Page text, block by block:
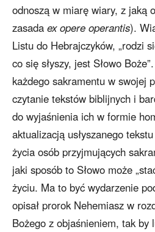
odnoszą w miarę wiary, z jaką
zasada ex opere operantis).
Listu do Hebrajczyków, „rodzi
co się słyszy, jest Słowo
każdego sakramentu w swojej
czytanie tekstów biblijnych i
do wyjaśnienia ich w formie
aktualizacją usłyszanego
życia osób przyjmujących
jaki sposób to Słowo może
życiu. Ma to być wydarzenie
opisał prorok Nehemiasz w
Bożego z objaśnieniem, tak by